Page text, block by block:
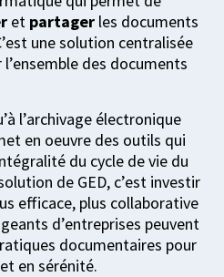
et partager les documents
une solution centralisée
des documents
l’archivage électronique
en oeuvre des outils qui
du cycle de vie du
de GED, c’est investir
efficace, plus collaborative
d’entreprises peuvent
documentaires pour
en sérénité.